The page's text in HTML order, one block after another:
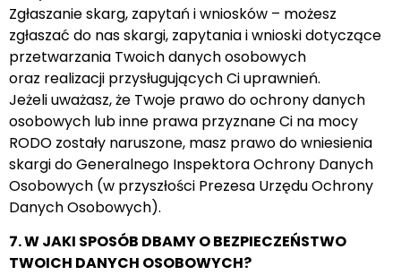
Zgłaszanie skarg, zapytań i wniosków – możesz
zgłaszać do nas skargi, zapytania i wnioski dotyczące
przetwarzania Twoich danych osobowych
oraz realizacji przysługujących Ci uprawnień.
Jeżeli uważasz, że Twoje prawo do ochrony danych
osobowych lub inne prawa przyznane Ci na mocy
RODO zostały naruszone, masz prawo do wniesienia
skargi do Generalnego Inspektora Ochrony Danych
Osobowych (w przyszłości Prezesa Urzędu Ochrony
Danych Osobowych).
7. W JAKI SPOSÓB DBAMY O BEZPIECZEŃSTWO
TWOICH DANYCH OSOBOWYCH?